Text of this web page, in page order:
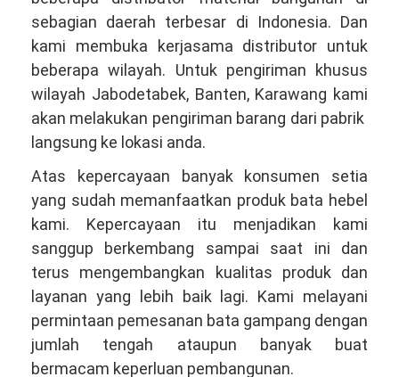
sebagian daerah terbesar di Indonesia. Dan
kami membuka kerjasama distributor untuk
beberapa wilayah. Untuk pengiriman khusus
wilayah Jabodetabek, Banten, Karawang kami
akan melakukan pengiriman barang dari pabrik
langsung ke lokasi anda.
Atas kepercayaan banyak konsumen setia
yang sudah memanfaatkan produk bata hebel
kami. Kepercayaan itu menjadikan kami
sanggup berkembang sampai saat ini dan
terus mengembangkan kualitas produk dan
layanan yang lebih baik lagi. Kami melayani
permintaan pemesanan bata gampang dengan
jumlah tengah ataupun banyak buat
bermacam keperluan pembangunan.